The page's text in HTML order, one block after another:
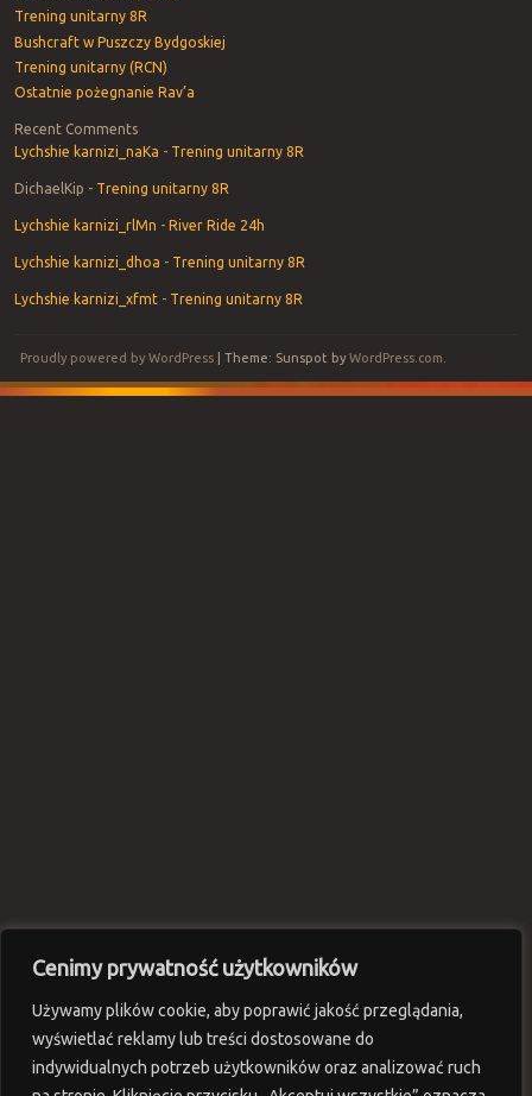
Cenimy prywatność użytkowników
Używamy plików cookie, aby poprawić jakość przeglądania,
wyświetlać reklamy lub treści dostosowane do
indywidualnych potrzeb użytkowników oraz analizować ruch
Trening unitarny 8R
Bushcraft w Puszczy Bydgoskiej
Trening unitarny (RCN)
Ostatnie pożegnanie Rav’a
Recent Comments
Lychshie karnizi_naKa - Trening unitarny 8R
DichaelKip - Trening unitarny 8R
Lychshie karnizi_rlMn - River Ride 24h
Lychshie karnizi_dhoa - Trening unitarny 8R
Lychshie karnizi_xfmt- Trening unitarny 8R
Proudly powered by WordPress |Theme: Sunspot byWordPress.com